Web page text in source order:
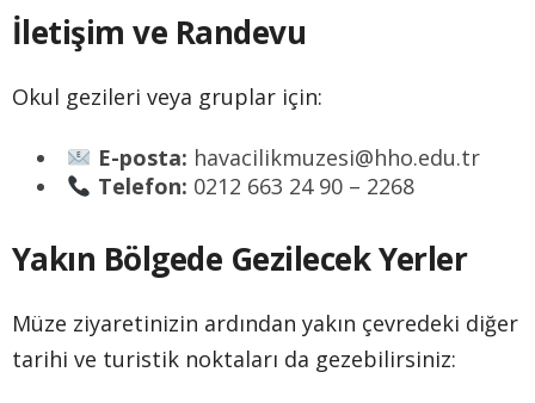
İletişim ve Randevu
Okul gezileri veya gruplar için:
E-posta: havacilikmuzesi@hho.edu.tr
Telefon: 0212 663 24 90 – 2268
Yakın Bölgede Gezilecek Yerler
Müze ziyaretinizin ardından yakın çevredeki diğer
tarihi ve turistik noktaları da gezebilirsiniz: